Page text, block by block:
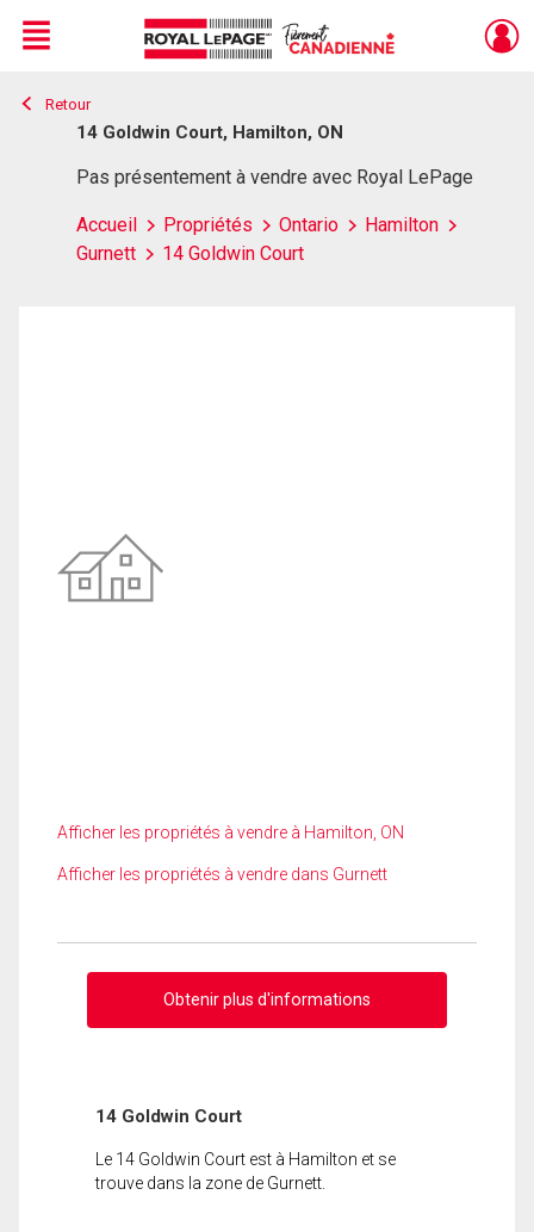
Live
En Direct
Menu
Retour
14 Goldwin Court, Hamilton, ON
Pas présentement à vendre avec Royal LePage
Accueil Propriétés Ontario
Hamilton
Gurnett
14 Goldwin Court
Afficher les propriétés à vendre à Hamilton, ON
Afficher les propriétés à vendre dans Gurnett
Obtenir plus d'informations
14 Goldwin Court
Le 14 Goldwin Court est à Hamilton et se
trouve dans la zone de Gurnett.